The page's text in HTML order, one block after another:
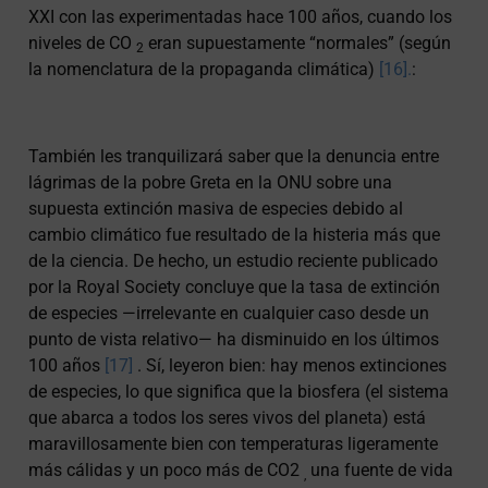
XXI con las experimentadas hace 100 años, cuando los
niveles de CO 2 eran supuestamente “normales” (según
la nomenclatura de la propaganda climática) [16].:
También les tranquilizará saber que la denuncia entre
lágrimas de la pobre Greta en la ONU sobre una
supuesta extinción masiva de especies debido al
cambio climático fue resultado de la histeria más que
de la ciencia. De hecho, un estudio reciente publicado
por la Royal Society concluye que la tasa de extinción
de especies —irrelevante en cualquier caso desde un
punto de vista relativo— ha disminuido en los últimos
100 años [17] . Sí, leyeron bien: hay menos extinciones
de especies, lo que significa que la biosfera (el sistema
que abarca a todos los seres vivos del planeta) está
maravillosamente bien con temperaturas ligeramente
más cálidas y un poco más de CO2 , una fuente de vida